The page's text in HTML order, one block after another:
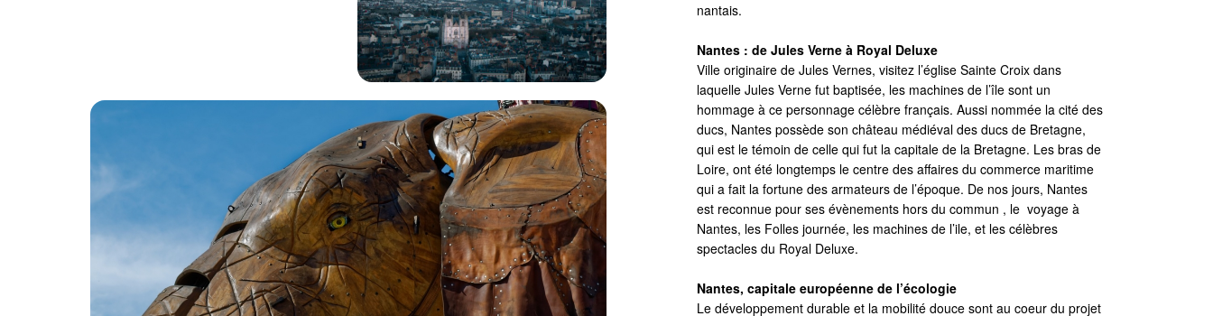
nantais.
Nantes : de Jules Verne à Royal Deluxe
Ville originaire de Jules Vernes, visitez l’église Sainte Croix dans
laquelle Jules Verne fut baptisée, les machines de l’île sont un
hommage à ce personnage célèbre français. Aussi nommée la cité des
ducs, Nantes possède son château médiéval des ducs de Bretagne,
qui est le témoin de celle qui fut la capitale de la Bretagne. Les bras de
Loire, ont été longtemps le centre des affaires du commerce maritime
qui a fait la fortune des armateurs de l’époque. De nos jours, Nantes
est reconnue pour ses évènements hors du commun , le voyage à
Nantes, les Folles journée, les machines de l’ile, et les célèbres
spectacles du Royal Deluxe.
Nantes, capitale européenne de l’écologie
Le développement durable et la mobilité douce sont au coeur du projet